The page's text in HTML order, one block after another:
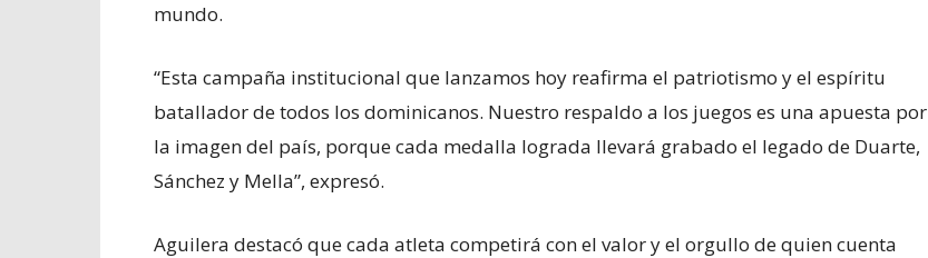
mundo.
“Esta campaña institucional que lanzamos hoy reafirma el patriotismo y el espíritu
batallador de todos los dominicanos. Nuestro respaldo a los juegos es una apuesta por
la imagen del país, porque cada medalla lograda llevará grabado el legado de Duarte,
Sánchez y Mella”, expresó.
Aguilera destacó que cada atleta competirá con el valor y el orgullo de quien cuenta